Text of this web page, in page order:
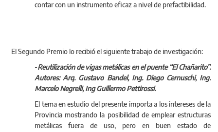
herramienta que permite generar un Plan de Priorización a
El Segundo Premio lo recibió el siguiente trabajo de investigación:
-Reutilización de vigas metálicas en el puente “El Chañarito”.
Autores: Arq. Gustavo Bandel, Ing. Diego Cernuschi, Ing.
Marcelo Negrelli, Ing Guillermo Pettirossi.
El tema en estudio del presente importa a los intereses de la